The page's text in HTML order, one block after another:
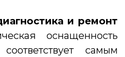
и ремонт
оснащенность
самым